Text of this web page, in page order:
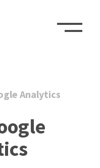
Analytics